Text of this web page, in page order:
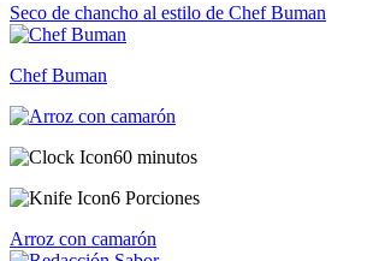
Seco de chancho al estilo de Chef Buman
Chef Buman
60 minutos
6 Porciones
Arroz con camarón